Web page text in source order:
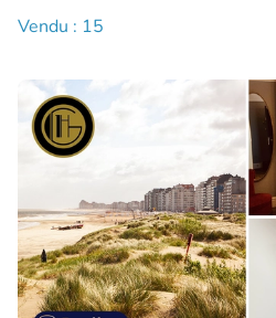
Vendu : 15